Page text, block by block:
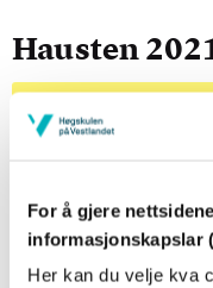
For å gjere
informasjonskapslar
Her kan du velje kva
Hausten
Sjå emneoversikt
Fleire
Kull Hausten 2023